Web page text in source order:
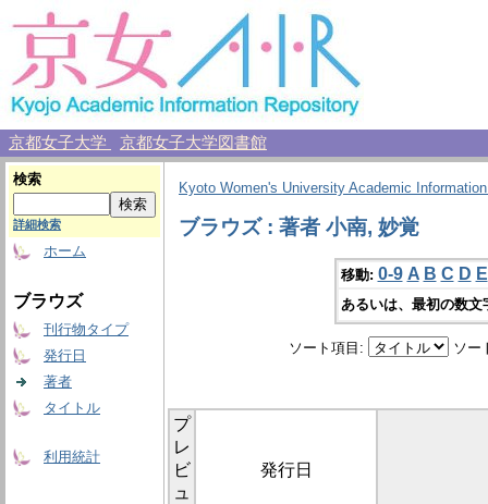
京都女子大学 京都女子大学図書館
検索
詳細検索
ホーム
ブラウズ
刊行物タイプ
発行日
著者
タイトル
利用統計
Kyoto Women's University Academic
ブラウズ : 著者 小南, 妙覚
移動: 0-9 A B C D E
あるいは、最初の数
ソート項目: ソー
プ
レ
ビ
ュ
発行日